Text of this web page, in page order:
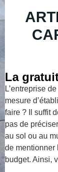
La
L’entreprise
mesure
faire ? Il suffit
pas de
au sol ou au
de mentionner
budget. Ainsi,